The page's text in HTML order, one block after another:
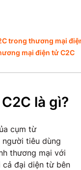
trong thương mại
mại điện tử C2C
là gì?
cụm từ
tiêu dùng
thương mại với
đại diện từ bên